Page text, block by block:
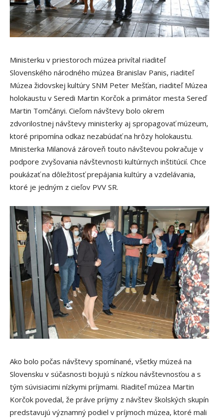
Ministerku v priestoroch múzea privítal riaditeľ
Slovenského národného múzea Branislav Panis, riaditeľ
Múzea židovskej kultúry SNM Peter Mešťan, riaditeľ Múzea
holokaustu v Seredi Martin Korčok a primátor mesta Sereď
Martin Tomčányi. Cieľom návštevy bolo okrem
zdvorilostnej návštevy ministerky aj spropagovať múzeum,
ktoré pripomína odkaz nezabúdať na hrôzy holokaustu.
Ministerka Milanová zároveň touto návštevou pokračuje v
podpore zvyšovania návštevnosti kultúrnych inštitúcií. Chce
poukázať na dôležitosť prepájania kultúry a vzdelávania,
ktoré je jedným z cieľov PVV SR.
Ako bolo počas návštevy spomínané, všetky múzeá na
Slovensku v súčasnosti bojujú s nízkou návštevnosťou a s
tým súvisiacimi nízkymi príjmami. Riaditeľ múzea Martin
Korčok povedal, že práve príjmy z návštev školských skupín
predstavujú významný podiel v príjmoch múzea, ktoré mali